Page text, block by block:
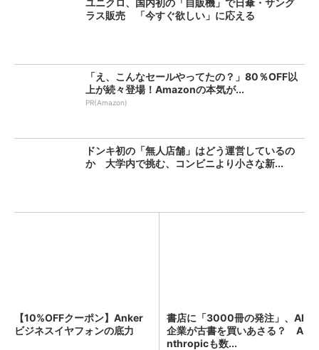
ユニクロ、国内初の「自販機」で日傘・サング
ラス販売 「今すぐ欲しい」に応える
「え、こんなセールやってたの？」80％OFF以
上が続々登場！Amazonの本気が...
PR(Amazon)
ドンキ初の「無人店舗」はどう運営しているの
か 大学内で挑む、コンビニより小さな新...
【10%OFFクーポン】Anker
ビジネスイヤフォンの底力
書店に「3000冊の発注」、AI
企業が古書を買いあさる？ A
nthropicも数...